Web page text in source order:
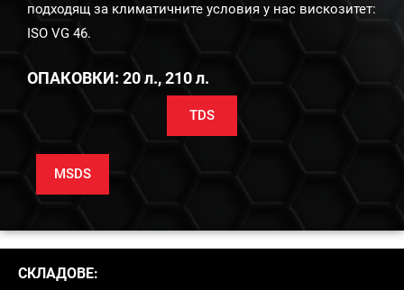
подходящ за климатичните условия у нас вискозитет:
ISO VG 46.
ОПАКОВКИ: 20 л., 210 л.
TDS
MSDS
СКЛАДОВЕ: